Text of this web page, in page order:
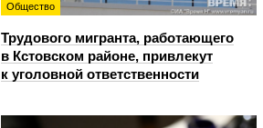
Общество
Трудового мигранта, работающего
в Кстовском районе, привлекут
к уголовной ответственности